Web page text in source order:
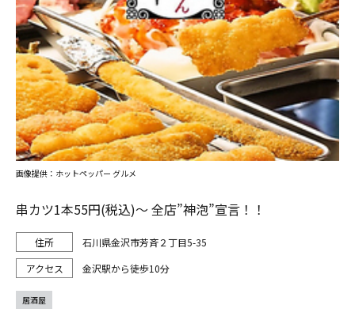
串カツ1本55円(税込)～ 全店”神泡”宣言！！
石川県金沢市芳斉２丁目5-35
金沢駅から徒歩10分
画像提供：ホットペッパー グルメ
居酒屋